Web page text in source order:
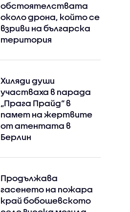
обстоятелствата
около дрона, който се
взриви на българска
територия
Хиляди души
участваха в парада
„Прага Прайд“ в
памет на жертвите
от атентата в
Берлин
Продължава
гасенето на пожара
край бобошевското